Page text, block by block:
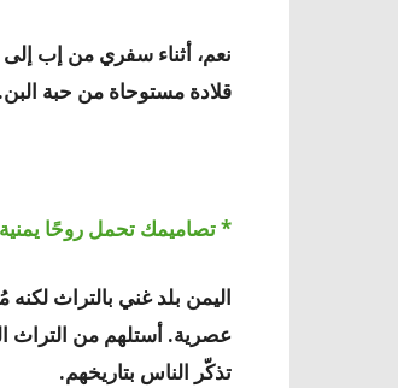
نعم، أثناء سفري من إب
قلادة مستوحاة من حبة
* تصاميمك تحمل روحًا
اليمن بلد غني بالتراث
عصرية. أستلهم من التراث
تذكّر الناس بتاريخهم.